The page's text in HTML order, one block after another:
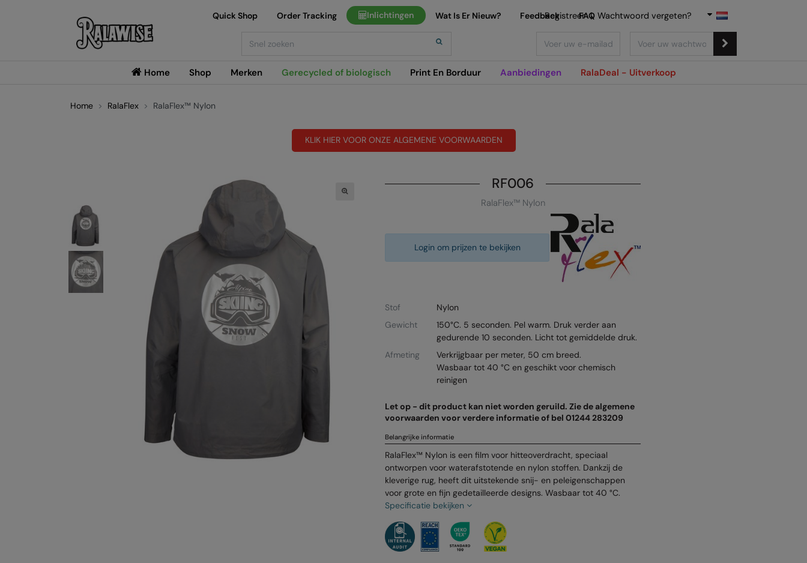
Home Shop Merken Gerecycled of biologisch Print En Borduur Aanbiedingen RalaDeal - Uitverkoop
Quick Shop Order Tracking Inlichtingen Wat Is Er Nieuw? Feedback FAQ
Registreer | Wachtwoord vergeten?
Home RalaFlex RalaFlex™ Nylon
KLIK HIER VOOR ONZE ALGEMENE VOORWAARDEN
RF006
RalaFlex™ Nylon
Login om prijzen te bekijken
Stof
Nylon
Gewicht
150°C. 5 seconden. Pel warm. Druk verder aan
gedurende 10 seconden. Licht tot gemiddelde druk.
Afmeting
Verkrijgbaar per meter, 50 cm breed.
Wasbaar tot 40 °C en geschikt voor chemisch
reinigen
Let op - dit product kan niet worden geruild. Zie de algemene
voorwaarden voor verdere informatie of bel 01244 283209
Belangrijke informatie
RalaFlex™ Nylon is een film voor hitteoverdracht, speciaal
ontworpen voor waterafstotende en nylon stoffen. Dankzij de
kleverige rug, heeft dit uitstekende snij- en peleigenschappen
voor grote en fijn gedetailleerde designs. Wasbaar tot 40 °C.
Specificatie bekijken